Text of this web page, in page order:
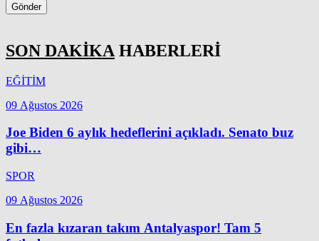
Gönder
SON DAKİKA HABERLERİ
EĞİTİM
09 Ağustos 2026
Joe Biden 6 aylık hedeflerini açıkladı. Senato buz
gibi…
SPOR
09 Ağustos 2026
En fazla kızaran takım Antalyaspor! Tam 5